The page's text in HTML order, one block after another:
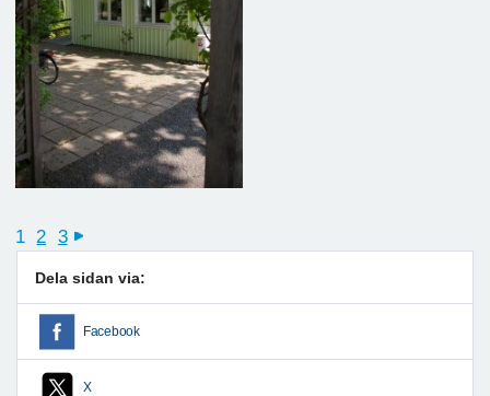
1 2 3 next
Dela sidan via:
Facebook
X